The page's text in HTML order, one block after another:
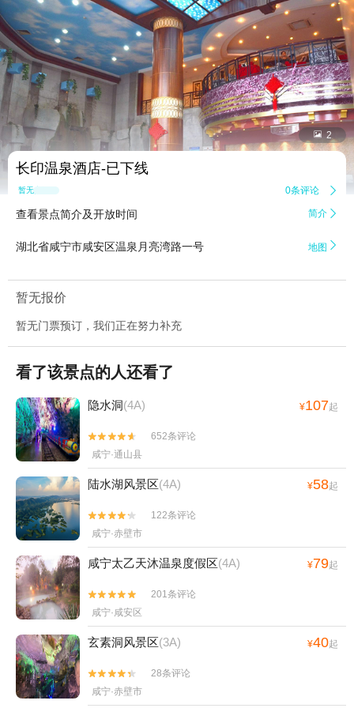
 2
长印温泉酒店-已下线
暂无点评 0条评论 
查看景点简介及开放时间 简介 
湖北省咸宁市咸安区温泉月亮湾路一号 地图 
暂无报价
暂无门票预订，我们正在努力补充
看了该景点的人还看了
隐水洞(4A) ¥107起


652条评论
咸宁·通山县
陆水湖风景区(4A) ¥58起


122条评论
咸宁·赤壁市
咸宁太乙天沐温泉度假区(4A) ¥79起


201条评论
咸宁·咸安区
玄素洞风景区(3A) ¥40起


28条评论
咸宁·赤壁市
